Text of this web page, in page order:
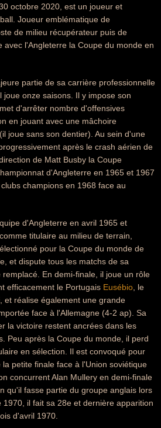
octobre 2020, est un joueur et
Joueur emblématique de
de milieu récupérateur puis de
avec l'Angleterre la Coupe du monde en
partie de sa carrière professionnelle
onze saisons. Il y impose son
d'arrêter nombre d'offensives
en jouant avec une mâchoire
joue sans son dentier). Au sein d'une
après le crash aérien de
de Matt Busby la Coupe
d'Angleterre en 1965 et 1967
champions en 1968 face au
d'Angleterre en avril 1965 et
titulaire au milieu de terrain,
pour la Coupe du monde de
et dispute tous les matchs de sa
En demi-finale, il joue un rôle
efficacement le Portugais Eusébio , le
et réalise également une grande
face à l'Allemagne (4-2 ap). Sa
la victoire restent ancrées dans les
Peu après la Coupe du monde, il perd
en sélection. Il est convoqué pour
petite finale face à l'Union soviétique
concurrent Alan Mullery en demi-finale
qu'il fasse partie du groupe anglais lors
il fait sa 28e et dernière apparition
d'avril 1970.